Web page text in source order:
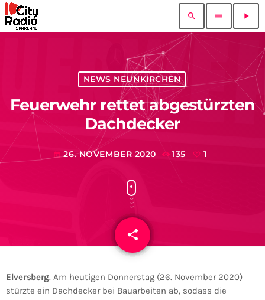
search menu play_arrow
NEWS NEUNKIRCHEN
Feuerwehr rettet abgestürzten
Dachdecker
today 26. NOVEMBER 2020 135 1
share
email
Elversberg. Am heutigen Donnerstag (26. November 2020)
stürzte ein Dachdecker bei Bauarbeiten ab, sodass die